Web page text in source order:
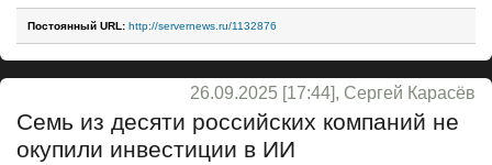
Постоянный URL: http://servernews.ru/1132876
26.09.2025 [17:44], Сергей Карасёв
Семь из десяти российских компаний не
окупили инвестиции в ИИ